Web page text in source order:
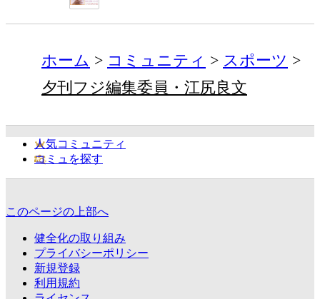
ホーム コミュニティ
スポーツ
夕刊フジ編集委員・江尻良文
人気コミュニティ
コミュを探す
このページの上部へ
健全化の取り組み
プライバシーポリシー
新規登録
利用規約